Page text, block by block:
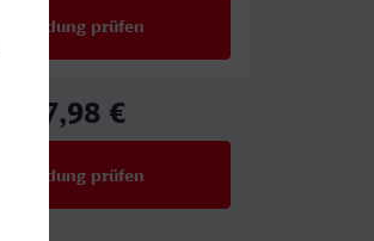
Verbindung prüfen
67,98 €
Verbindung prüfen